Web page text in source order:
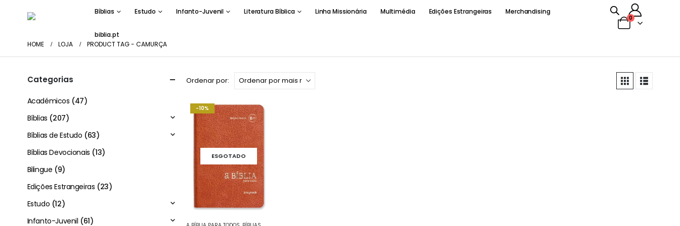
Bíblias Estudo Infanto-Juvenil Literatura Bíblica Linha Missionária Multimédia Edições Estrangeiras Merchandising
biblia.pt
0
HOME LOJA PRODUCT TAG - CAMURÇA
Ordenar por:
-10%
ESGOTADO
Categorias
Académicos (47)
Bíblias (207)
Bíblias de Estudo (63)
Bíblias Devocionais (13)
Bilingue (9)
Edições Estrangeiras (23)
Estudo (12)
Infanto-Juvenil (61)